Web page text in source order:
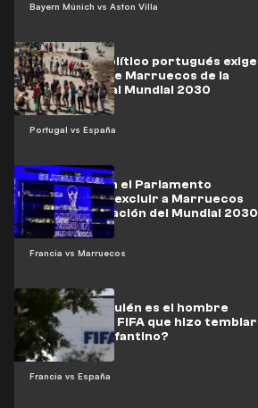
Bayern Múnich vs Aston Villa
Portugal vs España
Un partido político portugués exige
la exclusión de Marruecos de la
candidatura al Mundial 2030
Francia vs Marruecos
Peticiones en el Parlamento
español para excluir a Marruecos
de la organización del Mundial 2030
Francia vs España
Número 3: ¿quién es el hombre
invisible de la FIFA que hizo temblar
el trono de Infantino?